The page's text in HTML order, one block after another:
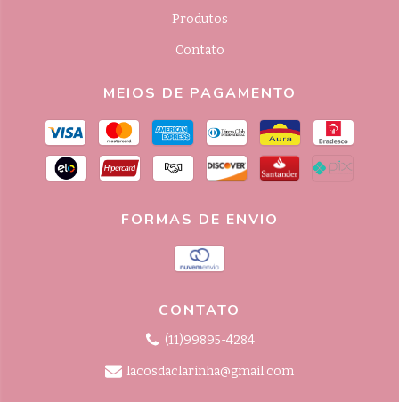
Produtos
Contato
MEIOS DE PAGAMENTO
FORMAS DE ENVIO
CONTATO
(11)99895-4284
lacosdaclarinha@gmail.com